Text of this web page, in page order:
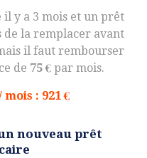
y a 3 mois et un prêt
la remplacer avant
il faut rembourser
de 75 € par mois.
: 921 €
nouveau prêt